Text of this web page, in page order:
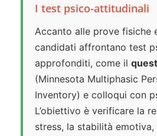
I test psico-attitudinali
Accanto alle prove fisiche
candidati affrontano test
approfonditi, come il
(Minnesota Multiphasic
Inventory) e colloqui con
L’obiettivo è verificare la
stress, la stabilità